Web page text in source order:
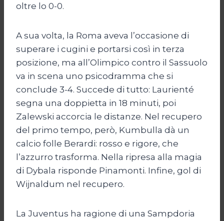
oltre lo 0-0.
A sua volta, la Roma aveva l’occasione di
superare i cugini e portarsi così in terza
posizione, ma all’Olimpico contro il Sassuolo
va in scena uno psicodramma che si
conclude 3-4. Succede di tutto: Laurienté
segna una doppietta in 18 minuti, poi
Zalewski accorcia le distanze. Nel recupero
del primo tempo, però, Kumbulla dà un
calcio folle Berardi: rosso e rigore, che
l’azzurro trasforma. Nella ripresa alla magia
di Dybala risponde Pinamonti. Infine, gol di
Wijnaldum nel recupero.
La Juventus ha ragione di una Sampdoria